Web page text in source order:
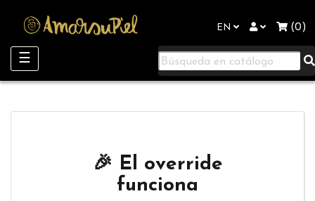
(0)
EN
Toggle
navigation
☰
🎉 El override
funciona